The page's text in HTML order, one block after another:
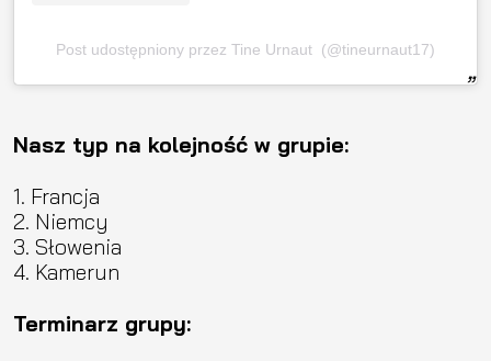
Post udostępniony przez Tine Urnaut ️ (@tineurnaut17)
Nasz typ na kolejność w grupie:
1. Francja
2. Niemcy
3. Słowenia
4. Kamerun
Terminarz grupy: